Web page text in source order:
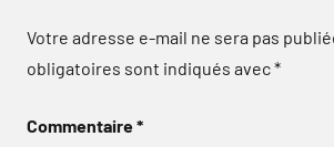
Votre adresse e-mail ne sera pas
obligatoires sont indiqués avec*
Commentaire*